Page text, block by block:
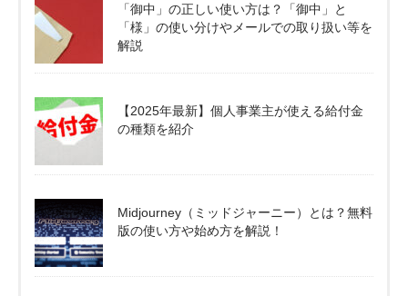
「御中」の正しい使い方は？「御中」と
「様」の使い分けやメールでの取り扱い等を
解説
【2025年最新】個人事業主が使える給付金
の種類を紹介
Midjourney（ミッドジャーニー）とは？無料
版の使い方や始め方を解説！